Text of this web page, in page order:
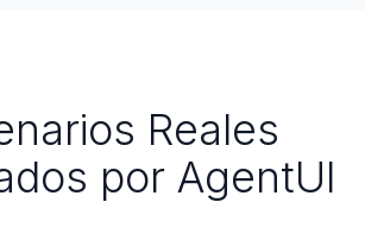
Reales
por AgentUI